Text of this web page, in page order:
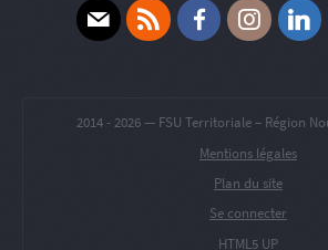
2014 - 2026 — FSU Territoriale – Région
Mentions légales
Plan du site
Se connecter
HTML5 UP